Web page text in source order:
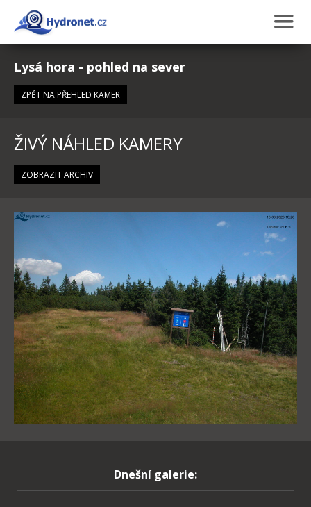
Lysá hora - pohled na sever
ZPĚT NA PŘEHLED KAMER
ŽIVÝ NÁHLED KAMERY
ZOBRAZIT ARCHIV
Dnešní galerie: